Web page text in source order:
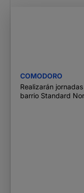
COMODORO
Realizarán
barrio Standard